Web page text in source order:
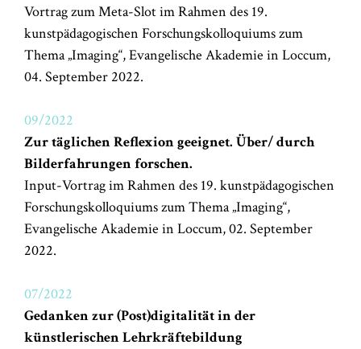
Vortrag zum Meta-Slot im Rahmen des 19.
kunstpädagogischen Forschungskolloquiums zum
Thema „Imaging“, Evangelische Akademie in Loccum,
04. September 2022.
09/2022
Zur täglichen Reflexion geeignet. Über/ durch
Bilderfahrungen forschen.
Input-Vortrag im Rahmen des 19. kunstpädagogischen
Forschungskolloquiums zum Thema „Imaging“,
Evangelische Akademie in Loccum, 02. September
2022.
07/2022
Gedanken zur (Post)digitalität in der
künstlerischen Lehrkräftebildung